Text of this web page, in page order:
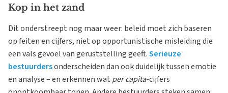
Kop in het zand
Dit onderstreept nog maar weer: beleid moet zich baseren
op feiten en cijfers, niet op opportunistische misleiding die
een vals gevoel van geruststelling geeft.Serieuze
bestuurdersonderscheiden dan ook duidelijk tussen emotie
en analyse – en erkennen wat per capita-cijfers